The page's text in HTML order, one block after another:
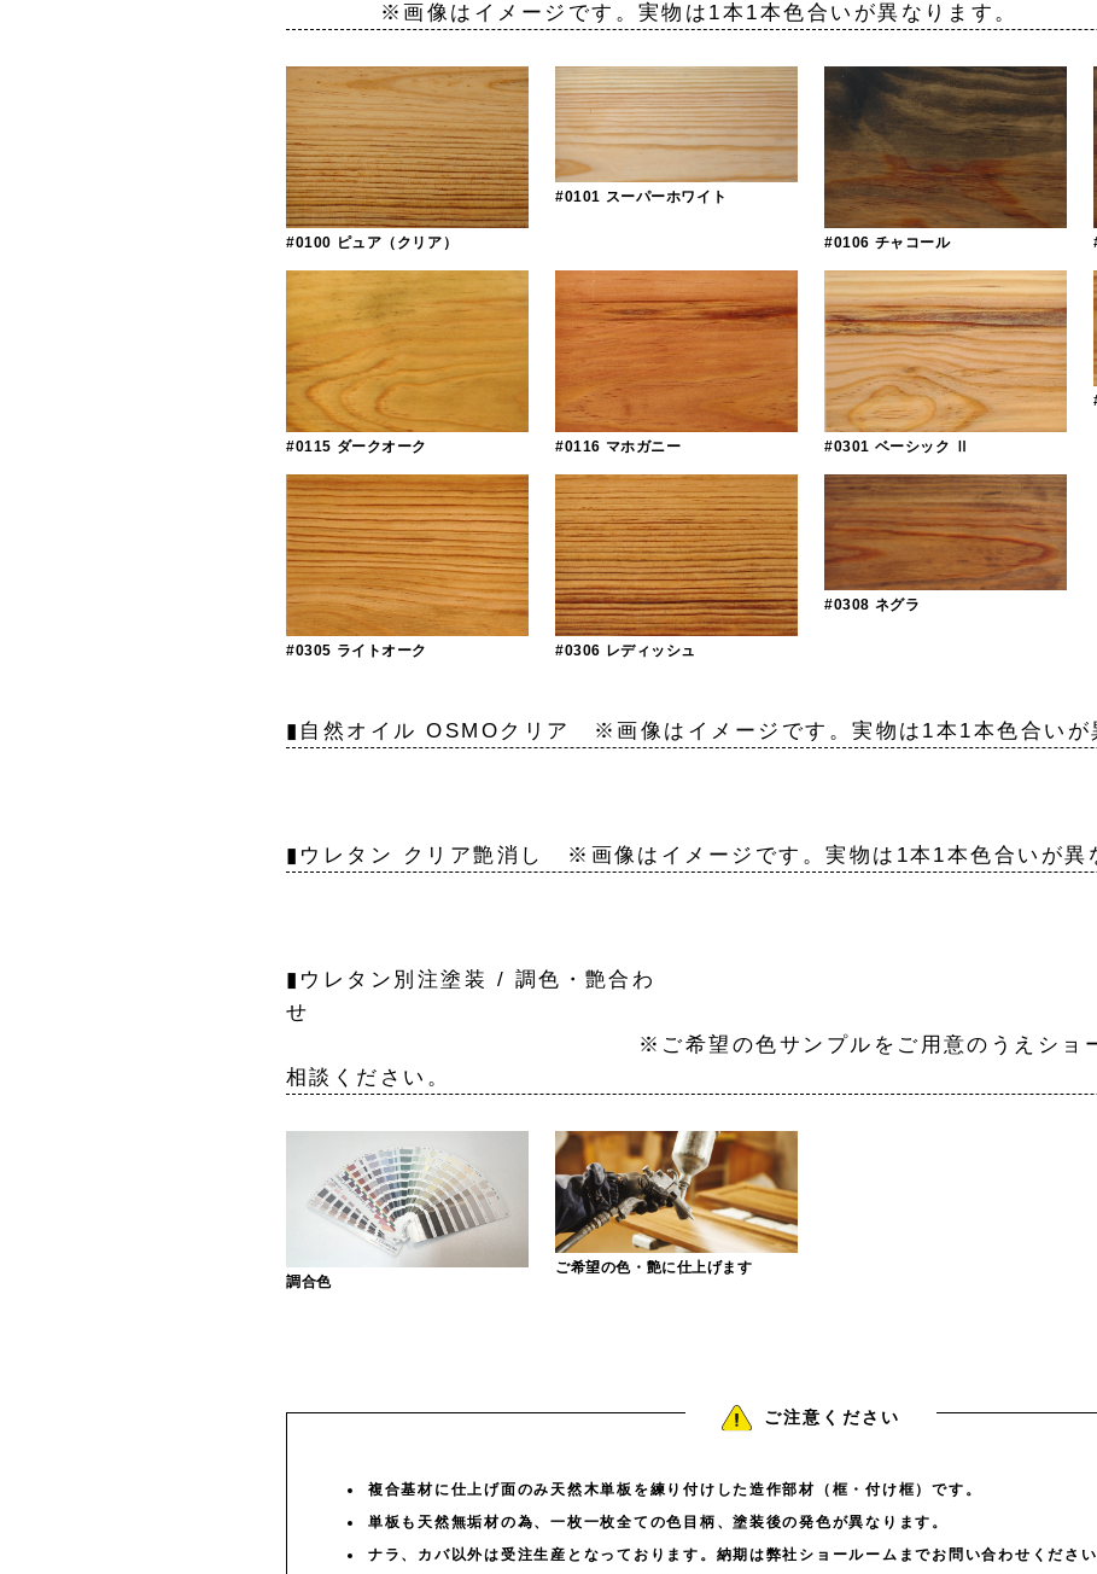
※画像はイメージです。実物は1本1本色合いが異なります。
#0100 ピュア（クリア）
#0101 スーパーホワイト
#0106 チャコール
#0115 ダークオーク #0116 マホガニー #0301 ベーシック Ⅱ
#0305 ライトオーク #0306 レディッシュ
#0308 ネグラ
▮自然オイル OSMOクリア ※画像はイメージです。実物は1本1本色合いが
▮ウレタン クリア艶消し ※画像はイメージです。実物は1本1本色合いが異
▮ウレタン別注塗装 / 調色・艶合わ
※ご希望の色サンプルをご用意のうえショールー
相談ください。
調合色
ご希望の色・艶に仕上げます
ご注意ください
複合基材に仕上げ面のみ天然木単板を練り付けした造作部材（框・付け框）です。
単板も天然無垢材の為、一枚一枚全ての色目柄、塗装後の発色が異なります。
ナラ、カバ以外は受注生産となっております。納期は弊社ショールームまでお問い合わせください